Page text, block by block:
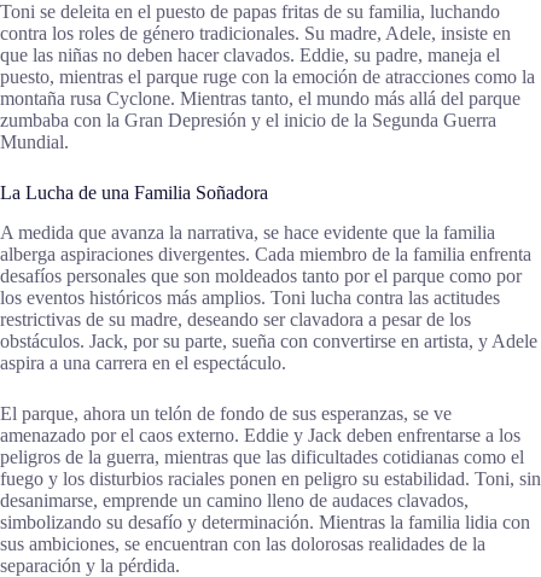
Toni se deleita en el puesto de papas fritas de su familia, luchando
contra los roles de género tradicionales. Su madre, Adele, insiste en
que las niñas no deben hacer clavados. Eddie, su padre, maneja el
puesto, mientras el parque ruge con la emoción de atracciones como la
montaña rusa Cyclone. Mientras tanto, el mundo más allá del parque
zumbaba con la Gran Depresión y el inicio de la Segunda Guerra
Mundial.
La Lucha de una Familia Soñadora
A medida que avanza la narrativa, se hace evidente que la familia
alberga aspiraciones divergentes. Cada miembro de la familia enfrenta
desafíos personales que son moldeados tanto por el parque como por
los eventos históricos más amplios. Toni lucha contra las actitudes
restrictivas de su madre, deseando ser clavadora a pesar de los
obstáculos. Jack, por su parte, sueña con convertirse en artista, y Adele
aspira a una carrera en el espectáculo.
El parque, ahora un telón de fondo de sus esperanzas, se ve
amenazado por el caos externo. Eddie y Jack deben enfrentarse a los
peligros de la guerra, mientras que las dificultades cotidianas como el
fuego y los disturbios raciales ponen en peligro su estabilidad. Toni, sin
desanimarse, emprende un camino lleno de audaces clavados,
simbolizando su desafío y determinación. Mientras la familia lidia con
sus ambiciones, se encuentran con las dolorosas realidades de la
separación y la pérdida.